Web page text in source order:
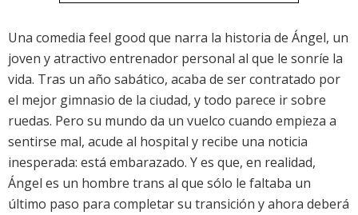
Una comedia feel good que narra la historia de Ángel, un
joven y atractivo entrenador personal al que le sonríe la
vida. Tras un año sabático, acaba de ser contratado por
el mejor gimnasio de la ciudad, y todo parece ir sobre
ruedas. Pero su mundo da un vuelco cuando empieza a
sentirse mal, acude al hospital y recibe una noticia
inesperada: está embarazado. Y es que, en realidad,
Ángel es un hombre trans al que sólo le faltaba un
último paso para completar su transición y ahora deberá